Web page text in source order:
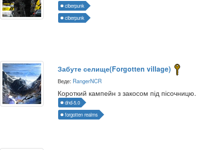
ciberpunk
ciberpunk
Забуте селище(Forgotten village)
Веде: RangerNCR
Короткий кампейн з закосом під пісочницю.
dnd-5.0
forgotten realms